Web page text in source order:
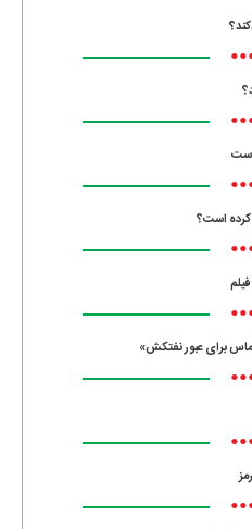
است
کرده است؟
برای عبور نفتکش»